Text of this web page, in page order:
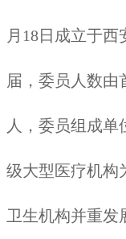
月18日成立于
届，委员人数由
人，委员组成
级大型医疗机构
卫生机构并重发